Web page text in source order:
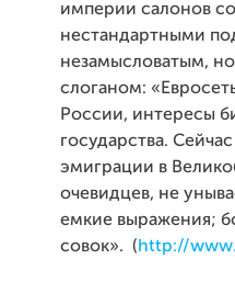
империи салонов
нестандартными
незамысловатым,
слоганом:
России, интересы
государства.
эмиграции в
очевидцев, не
емкие выражения;
совок». (http://